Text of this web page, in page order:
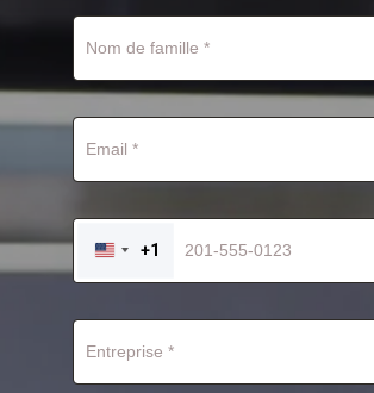
UNITED
STATES
+1